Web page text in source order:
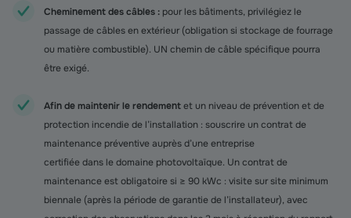
Cheminement des câbles : pour les bâtiments, privilégiez le
passage de câbles en extérieur (obligation si stockage de fourrage
ou matière combustible). UN chemin de câble spécifique pourra
être exigé.
Afin de maintenir le rendementet un niveau de prévention et de
protection incendie de l’installation : souscrire un contrat de
maintenance préventive auprès d’une entreprise
certifiée dans le domaine photovoltaïque. Un contrat de
maintenance est obligatoire si ≥ 90 kWc : visite sur site minimum
biennale (après la période de garantie de l’installateur), avec